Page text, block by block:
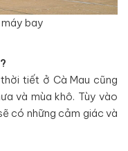
máy bay
tiết ở Cà Mau cũng
và mùa khô. Tùy vào
có những cảm giác và